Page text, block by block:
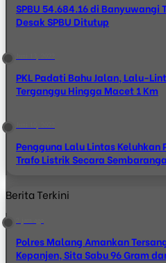
SPBU 54.684.16 di Banyuwangi
Desak SPBU Ditutup
PKL Padati Bahu Jalan, Lalu-
Terganggu Hingga Macet 1 Km
Pengguna Lalu Lintas Keluhkan
Trafo Listrik Secara
Berita Terkini
Polres Malang Amankan
Kepanjen, Sita Sabu 96 Gram